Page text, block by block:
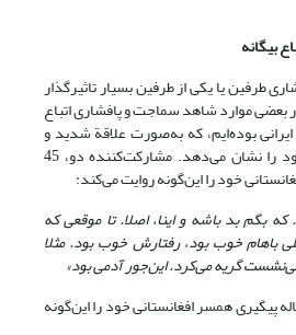
طرفین یا یکی از طرفین بسیار تاثیرگذار
موارد شاهد سماجت و پافشاری اتباع
ایرانی بوده‌ایم، که به‌صورت علاقة شدید و
پیگیری‌های پیاپی اتباع، خود را نشان می‌دهد. مشارکت‌کننده دو، 45
خود را این‌گونه روایت می‌کند:
بگم بد باشه و اینا، اصلا. تا موقعی که
باهام خوب بود، رفتارش خوب بود. مثلا
گریه می‌کرد. این‌جور آدمی بود»
هفت، 44 ساله پیگیری همسر افغانستانی خود را این‌گونه